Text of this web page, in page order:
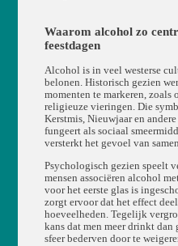
Waarom alcohol zo
feestdagen
Alcohol is in veel westerse
belonen. Historisch gezien
momenten te markeren, zoals
religieuze vieringen. Die
Kerstmis, Nieuwjaar en
fungeert als sociaal
versterkt het gevoel van
Psychologisch gezien speelt
mensen associëren alcohol
voor het eerste glas is
zorgt ervoor dat het effect
hoeveelheden. Tegelijk
kans dat men meer drinkt
sfeer bederven door te